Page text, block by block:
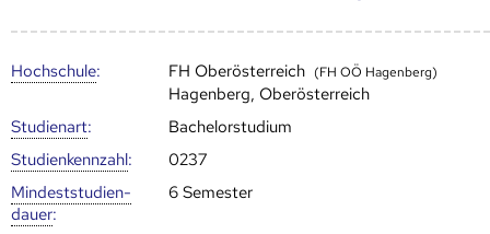
Hoch­schule: FH Oberösterreich (FH OÖ Hagenberg)
Hagenberg, Oberösterreich
Studienart:
Bachelorstudium
Studien­kenn­zahl:
0237
Mindest­studien­
dauer:
6 Semester